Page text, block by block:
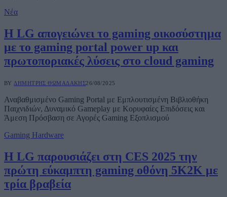
Νέα
Η LG απογειώνει το gaming οικοσύστημα
με το gaming portal power up και
πρωτοποριακές λύσεις στο cloud gaming
BY ΔΗΜΉΤΡΗΣ ΘΩΜΑΔΆΚΗΣ26/08/2025
Αναβαθμισμένο Gaming Portal με Εμπλουτισμένη Βιβλιοθήκη
Παιχνιδιών, Δυναμικό Gameplay με Κορυφαίες Επιδόσεις και
Άμεση Πρόσβαση σε Αγορές Gaming Εξοπλισμού
Gaming Hardware
Η LG παρουσιάζει στη CES 2025 την
πρώτη εύκαμπτη gaming οθόνη 5K2K με
τρία βραβεία